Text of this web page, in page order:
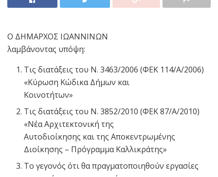
Ο ΔΗΜΑΡΧΟΣ ΙΩΑΝΝΙΝΩΝ
λαμβάνοντας υπόψη:
Τις διατάξεις του Ν. 3463/2006 (ΦΕΚ 114/Α/2006)
«Κύρωση Κώδικα Δήμων και
Κοινοτήτων»
Τις διατάξεις του Ν. 3852/2010 (ΦΕΚ 87/Α/2010)
«Νέα Αρχιτεκτονική της
Αυτοδιοίκησης και της Αποκεντρωμένης
Διοίκησης – Πρόγραμμα Καλλικράτης»
Το γεγονός ότι θα πραγματοποιηθούν εργασίες